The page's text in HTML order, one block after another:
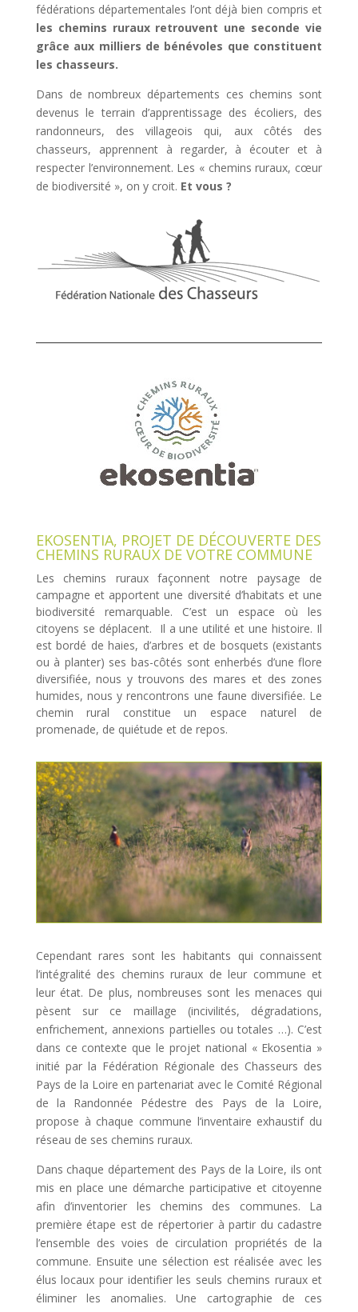
fédérations départementales l’ont déjà bien compris et
les chemins ruraux retrouvent une seconde vie
grâce aux milliers de bénévoles que constituent
les chasseurs.
Dans de nombreux départements ces chemins sont
devenus le terrain d’apprentissage des écoliers, des
randonneurs, des villageois qui, aux côtés des
chasseurs, apprennent à regarder, à écouter et à
respecter l’environnement. Les « chemins ruraux, cœur
de biodiversité », on y croit. Et vous ?
EKOSENTIA, PROJET DE DÉCOUVERTE DES
CHEMINS RURAUX DE VOTRE COMMUNE
Les chemins ruraux façonnent notre paysage de
campagne et apportent une diversité d’habitats et une
biodiversité remarquable. C’est un espace où les
citoyens se déplacent. Il a une utilité et une histoire. Il
est bordé de haies, d’arbres et de bosquets (existants
ou à planter) ses bas-côtés sont enherbés d’une flore
diversifiée, nous y trouvons des mares et des zones
humides, nous y rencontrons une faune diversifiée. Le
chemin rural constitue un espace naturel de
promenade, de quiétude et de repos.
Cependant rares sont les habitants qui connaissent
l’intégralité des chemins ruraux de leur commune et
leur état. De plus, nombreuses sont les menaces qui
pèsent sur ce maillage (incivilités, dégradations,
enfrichement, annexions partielles ou totales …). C’est
dans ce contexte que le projet national « Ekosentia »
initié par la Fédération Régionale des Chasseurs des
Pays de la Loire en partenariat avec le Comité Régional
de la Randonnée Pédestre des Pays de la Loire,
propose à chaque commune l’inventaire exhaustif du
réseau de ses chemins ruraux.
Dans chaque département des Pays de la Loire, ils ont
mis en place une démarche participative et citoyenne
afin d’inventorier les chemins des communes. La
première étape est de répertorier à partir du cadastre
l’ensemble des voies de circulation propriétés de la
commune. Ensuite une sélection est réalisée avec les
élus locaux pour identifier les seuls chemins ruraux et
éliminer les anomalies. Une cartographie de ces